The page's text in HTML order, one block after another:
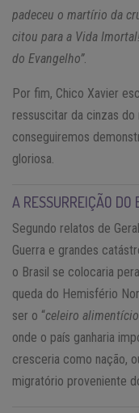
pa­deceu o mar­tírio da
citou para a Vida
do Evan­gelho”.
Por fim, Chico Xavier
ressuscitar da cinzas
conseguiremos
gloriosa.
A RESSURREIÇÃO DO
Segundo relatos de
Guerra e grandes
o Brasil se colocaria
queda do Hemisfério
ser o “celeiro
onde o país ganharia
cresceria como nação,
migratório proveniente